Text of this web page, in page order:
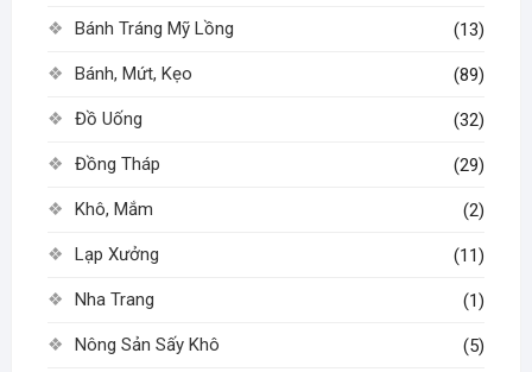
chọn
trang
Bánh Tráng Mỹ Lồng (13)
Bánh, Mứt, Kẹo (89)
Đồ Uống (32)
Đồng Tháp (29)
Khô, Mắm (2)
Lạp Xưởng (11)
Nha Trang (1)
Nông Sản Sấy Khô (5)